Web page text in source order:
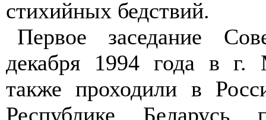
стихийных бедствий.
Первое заседание
декабря 1994 года в г.
также проходили в
Республике